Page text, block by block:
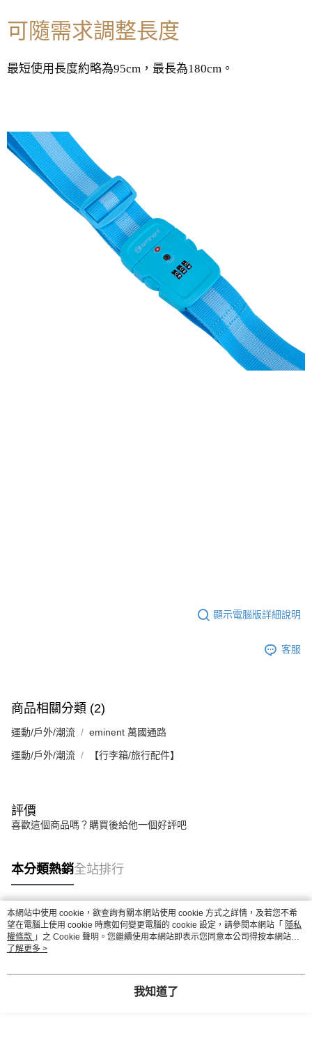
可隨需求調整長度
最短使用長度約略為95cm，最長為180cm。
顯示電腦版詳細說明
客服
商品相關分類 (2)
運動/戶外/潮流 eminent 萬國通路
運動/戶外/潮流 【行李箱/旅行配件】
評價
喜歡這個商品嗎？購買後給他一個好評吧
本分類熱銷全站排行
熱門標籤
本網站中使用 cookie，欲查詢有關本網站使用 cookie 方式之詳情，及若您不希
望在電腦上使用 cookie 時應如何變更電腦的 cookie 設定，請參閱本網站「 隱私
權條款 」之 Cookie 聲明。您繼續使用本網站即表示您同意本公司得按本網站使
用條款之 Cookie 聲明使用 cookie。
了解更多 >
我知道了